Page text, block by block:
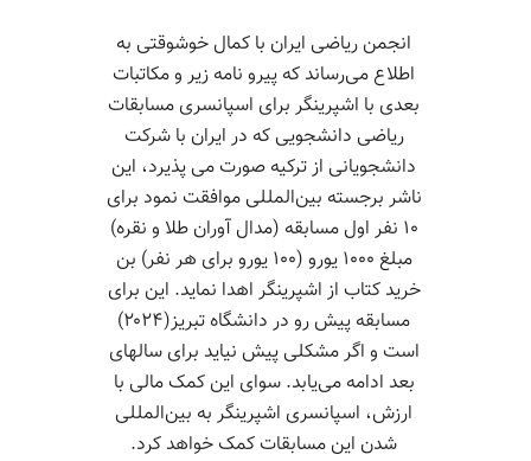
انجمن ریاضی ایران با کمال خوشوقتی به
اطلاع می‌رساند که پیرو نامه زیر و مکاتبات
بعدی با اشپرینگر برای اسپانسری مسابقات
ریاضی دانشجویی که در ایران با شرکت
دانشجویانی از ترکیه صورت می پذیرد، این
ناشر برجسته بین‌المللی موافقت نمود برای
۱۰ نفر اول مسابقه (مدال آوران طلا و نقره)
مبلغ ۱۰۰۰ یورو (۱۰۰ یورو برای هر نفر) بن
خرید کتاب از اشپرینگر اهدا نماید. این برای
مسابقه پیش رو در دانشگاه تبریز(۲۰۲۴)
است و اگر مشکلی پیش نیاید برای سالهای
بعد ادامه می‌یابد. سوای این کمک مالی با
ارزش، اسپانسری اشپرینگر به بین‌المللی
شدن این مسابقات کمک خواهد کرد.